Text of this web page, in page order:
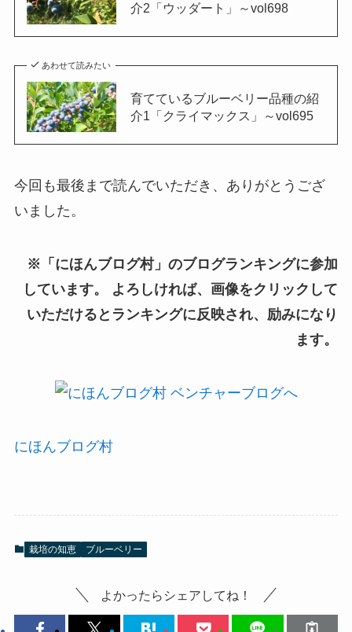
介2「ウッダート」～vol698
あわせて読みたい
育てているブルーベリー品種の紹
介1「クライマックス」～vol695
今回も最後まで読んでいただき、ありがとうござ
いました。
※「にほんブログ村」のブログランキングに参加
しています。 よろしければ、画像をクリックして
いただけるとランキングに反映され、励みになり
ます。
にほんブログ村
栽培の知恵 ブルーベリー
よかったらシェアしてね！